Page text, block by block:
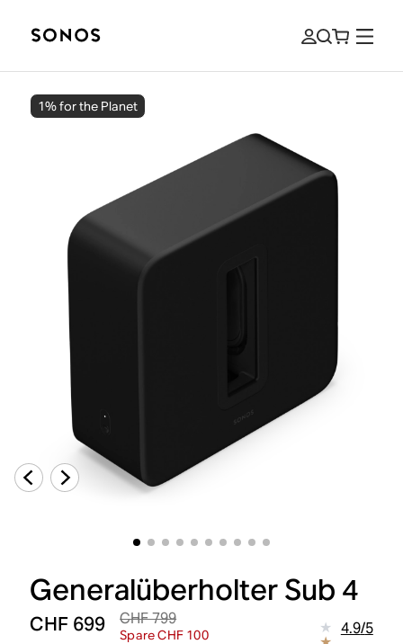
1% for the Planet
Generalüberholter Sub 4
CHF 699 CHF 799
Spare CHF 100 4.9/5